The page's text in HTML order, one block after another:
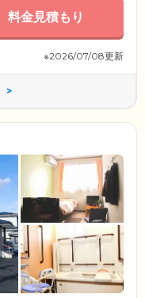
料金見積もり
※2026/07/08更新